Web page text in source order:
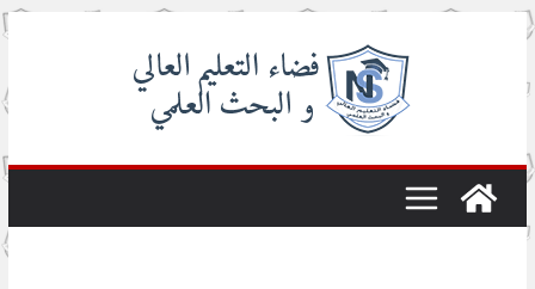
Skip
content